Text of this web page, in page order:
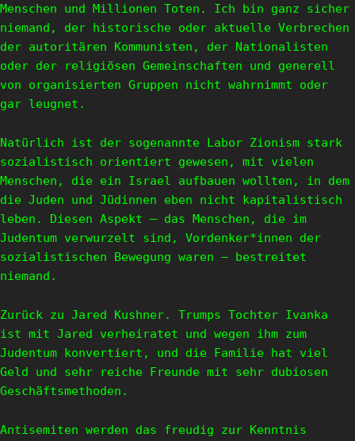
Menschen und Millionen Toten. Ich bin ganz sicher
niemand, der historische oder aktuelle Verbrechen
der autoritären Kommunisten, der Nationalisten
oder der religiösen Gemeinschaften und generell
von organisierten Gruppen nicht wahrnimmt oder
gar leugnet.
Natürlich ist der sogenannte Labor Zionism stark
sozialistisch orientiert gewesen, mit vielen
Menschen, die ein Israel aufbauen wollten, in dem
die Juden und Jüdinnen eben nicht kapitalistisch
leben. Diesen Aspekt – das Menschen, die im
Judentum verwurzelt sind, Vordenker*innen der
sozialistischen Bewegung waren – bestreitet
niemand.
Zurück zu Jared Kushner. Trumps Tochter Ivanka
ist mit Jared verheiratet und wegen ihm zum
Judentum konvertiert, und die Familie hat viel
Geld und sehr reiche Freunde mit sehr dubiosen
Geschäftsmethoden.
Antisemiten werden das freudig zur Kenntnis